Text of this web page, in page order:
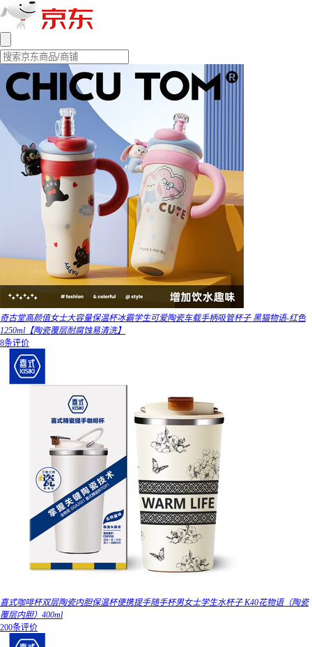
奇古堂高颜值女士大容量保温杯冰霸学生可爱陶瓷车载手柄吸管杯子 黑猫物语-红色
1250ml【陶瓷覆层耐腐蚀易清洗】
8条评价
喜式咖啡杯双层陶瓷内胆保温杯便携提手随手杯男女士学生水杯子 K40花物语（陶瓷
覆层内胆）400ml
200条评价